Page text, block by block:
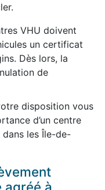
VHU doivent
un certificat
Dès lors, la
de
disposition vous
d’un centre
dans les Île-de-